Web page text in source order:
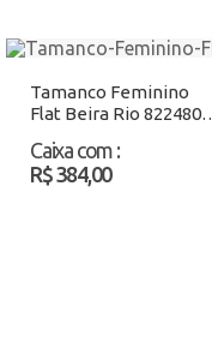
Tamanco Feminino
Flat Beira Rio 8224804
Caixa com :
R$ 384,00